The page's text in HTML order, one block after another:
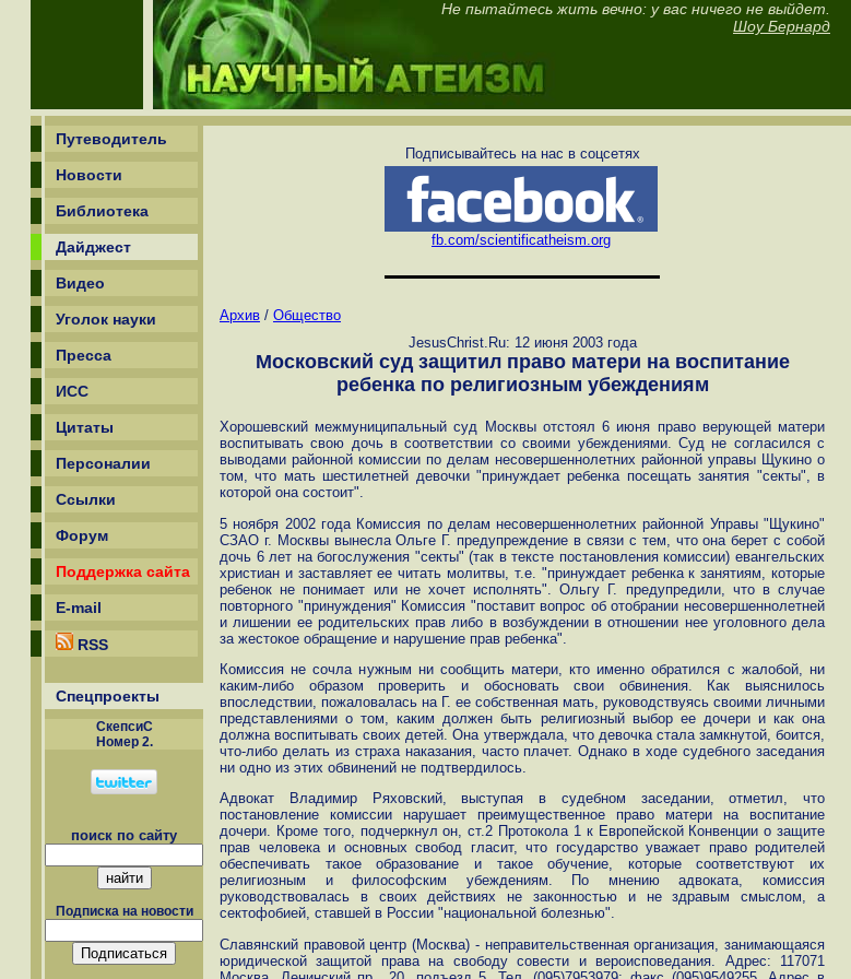
Не пытайтесь жить вечно: у вас ничего не выйдет.
Шоу Бернард
Путеводитель
Новости
Библиотека
Дайджест
Видео
Уголок науки
Пресса
ИСС
Цитаты
Персоналии
Ссылки
Форум
Поддержка сайта
E-mail
RSS
Спецпроекты
СкепсиС
Номер 2.
поиск по сайту
Подписка на новости
Подписывайтесь на нас в соцсетях
fb.com/scientificatheism.org
Архив / Общество
JesusChrist.Ru: 12 июня 2003 года
Московский суд защитил право матери на воспитание
ребенка по религиозным убеждениям
Хорошевский межмуниципальный суд Москвы отстоял 6 июня право верующей матери
воспитывать свою дочь в соответствии со своими убеждениями. Суд не согласился с
выводами районной комиссии по делам несовершеннолетних районной управы Щукино о
том, что мать шестилетней девочки "принуждает ребенка посещать занятия "секты", в
которой она состоит".
5 ноября 2002 года Комиссия по делам несовершеннолетних районной Управы "Щукино"
СЗАО г. Москвы вынесла Ольге Г. предупреждение в связи с тем, что она берет с собой
дочь 6 лет на богослужения "секты" (так в тексте постановления комиссии) евангельских
христиан и заставляет ее читать молитвы, т.е. "принуждает ребенка к занятиям, которые
ребенок не понимает или не хочет исполнять". Ольгу Г. предупредили, что в случае
повторного "принуждения" Комиссия "поставит вопрос об отобрании несовершеннолетней
и лишении ее родительских прав либо в возбуждении в отношении нее уголовного дела
за жестокое обращение и нарушение прав ребенка".
Комиссия не сочла нужным ни сообщить матери, кто именно обратился с жалобой, ни
каким-либо образом проверить и обосновать свои обвинения. Как выяснилось
впоследствии, пожаловалась на Г. ее собственная мать, руководствуясь своими личными
представлениями о том, каким должен быть религиозный выбор ее дочери и как она
должна воспитывать своих детей. Она утверждала, что девочка стала замкнутой, боится,
что-либо делать из страха наказания, часто плачет. Однако в ходе судебного заседания
ни одно из этих обвинений не подтвердилось.
Адвокат Владимир Ряховский, выступая в судебном заседании, отметил, что
постановление комиссии нарушает преимущественное право матери на воспитание
дочери. Кроме того, подчеркнул он, ст.2 Протокола 1 к Европейской Конвенции о защите
прав человека и основных свобод гласит, что государство уважает право родителей
обеспечивать такое образование и такое обучение, которые соответствуют их
религиозным и философским убеждениям. По мнению адвоката, комиссия
руководствовалась в своих действиях не законностью и не здравым смыслом, а
сектофобией, ставшей в России "национальной болезнью".
Славянский правовой центр (Москва) - неправительственная организация, занимающаяся
юридической защитой права на свободу совести и вероисповедания. Адрес: 117071